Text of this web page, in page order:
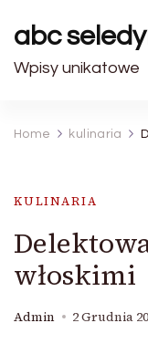
abc
Wpisy unikatowe
Home kulinaria
KULINARIA
włoskimi
Admin 2 Grudnia